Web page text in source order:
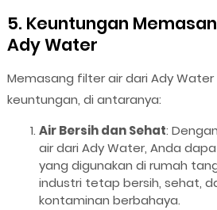
5. Keuntungan
Ady Water
Memasang filter air dari Ady Water
keuntungan, di antaranya:
Air Bersih dan Sehat:
air dari Ady Water, Anda
yang digunakan di rumah
industri tetap bersih, sehat,
kontaminan berbahaya.